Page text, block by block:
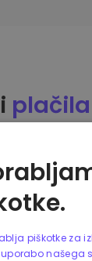
plačila
piškotke za
uporabo našega